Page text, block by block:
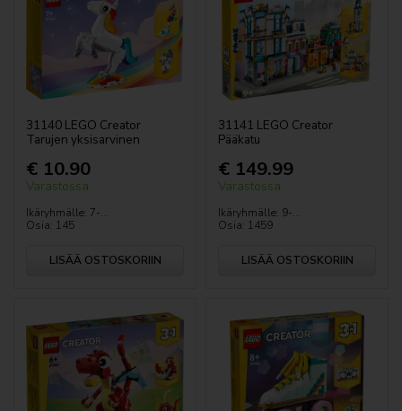
31140 LEGO Creator
Tarujen yksisarvinen
€ 10.90
Varastossa
Ikäryhmälle: 7-...
Osia: 145
LISÄÄ OSTOSKORIIN
31141 LEGO Creator
Pääkatu
€ 149.99
Varastossa
Ikäryhmälle: 9-...
Osia: 1459
LISÄÄ OSTOSKORIIN